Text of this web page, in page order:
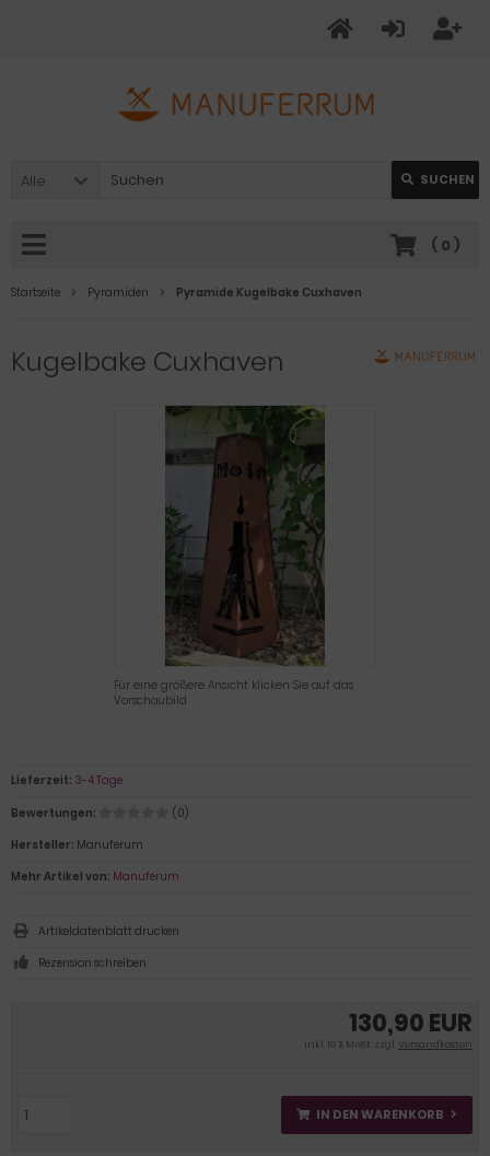
Alle SUCHEN
( 0 )
Startseite Pyramiden Pyramide Kugelbake Cuxhaven
Kugelbake Cuxhaven
Für eine größere Ansicht klicken Sie auf das
Vorschaubild
130,90 EUR
inkl. 19 % MwSt. zzgl.Versandkosten
IN DEN WARENKORB
Lieferzeit: 3-4 Tage
Bewertungen:
(0)
Hersteller: Manuferum
Mehr Artikel von: Manuferum
Artikeldatenblatt drucken
Rezension schreiben